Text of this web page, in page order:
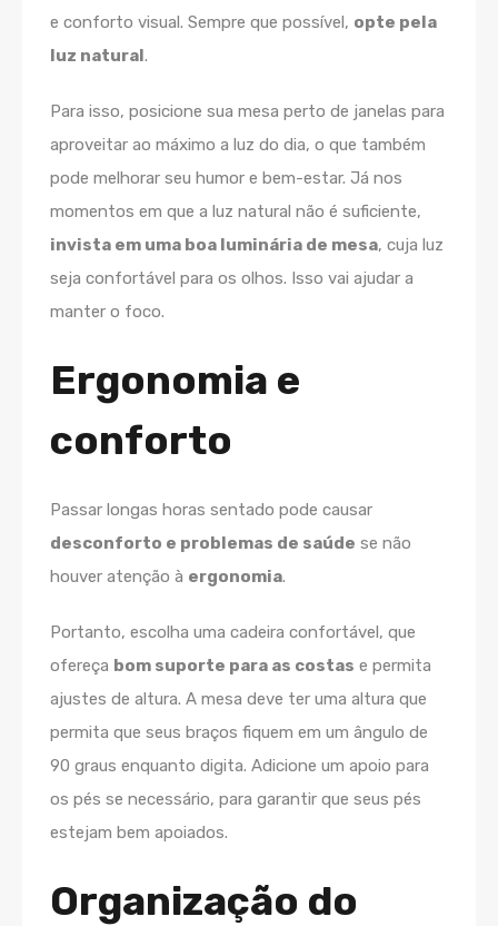
e conforto visual. Sempre que possível, opte pela
luz natural.
Para isso, posicione sua mesa perto de janelas para
aproveitar ao máximo a luz do dia, o que também
pode melhorar seu humor e bem-estar. Já nos
momentos em que a luz natural não é suficiente,
invista em uma boa luminária de mesa, cuja luz
seja confortável para os olhos. Isso vai ajudar a
manter o foco.
Ergonomia e
conforto
Passar longas horas sentado pode causar
desconforto e problemas de saúde se não
houver atenção à ergonomia.
Portanto, escolha uma cadeira confortável, que
ofereça bom suporte para as costas e permita
ajustes de altura. A mesa deve ter uma altura que
permita que seus braços fiquem em um ângulo de
90 graus enquanto digita. Adicione um apoio para
os pés se necessário, para garantir que seus pés
estejam bem apoiados.
Organização do